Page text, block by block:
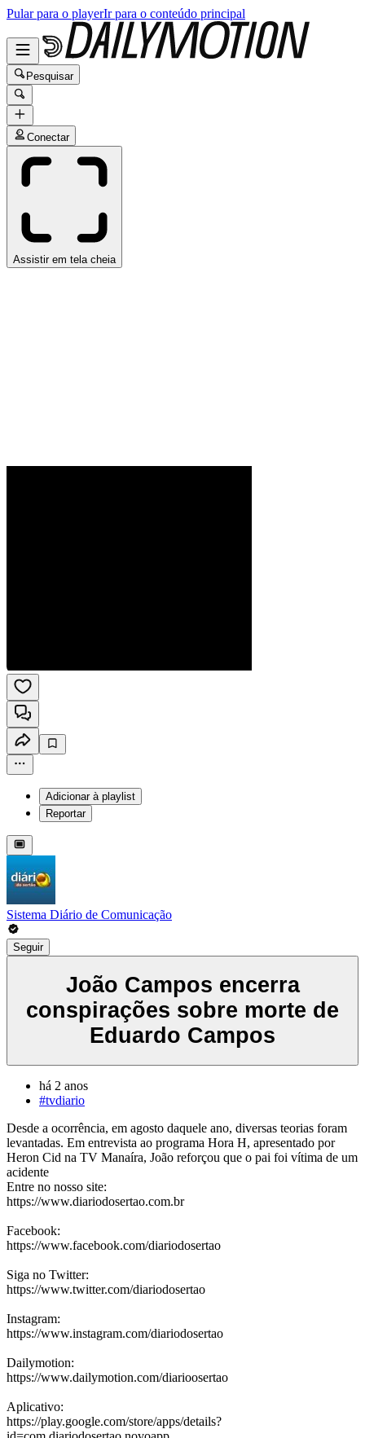
Pular para o playerIr para o conteúdo principal
Pesquisar
Conectar
Assistir em tela cheia
Adicionar à playlist
Reportar
Sistema Diário de Comunicação
Seguir
João Campos encerra
conspirações sobre morte de
Eduardo Campos
há 2 anos
#tvdiario
Desde a ocorrência, em agosto daquele ano, diversas teorias foram
levantadas. Em entrevista ao programa Hora H, apresentado por
Heron Cid na TV Manaíra, João reforçou que o pai foi vítima de um
acidente
Entre no nosso site:
https://www.diariodosertao.com.br
Facebook:
https://www.facebook.com/diariodosertao
Siga no Twitter:
https://www.twitter.com/diariodosertao
Instagram:
https://www.instagram.com/diariodosertao
Dailymotion:
https://www.dailymotion.com/diarioosertao
Aplicativo:
https://play.google.com/store/apps/details?